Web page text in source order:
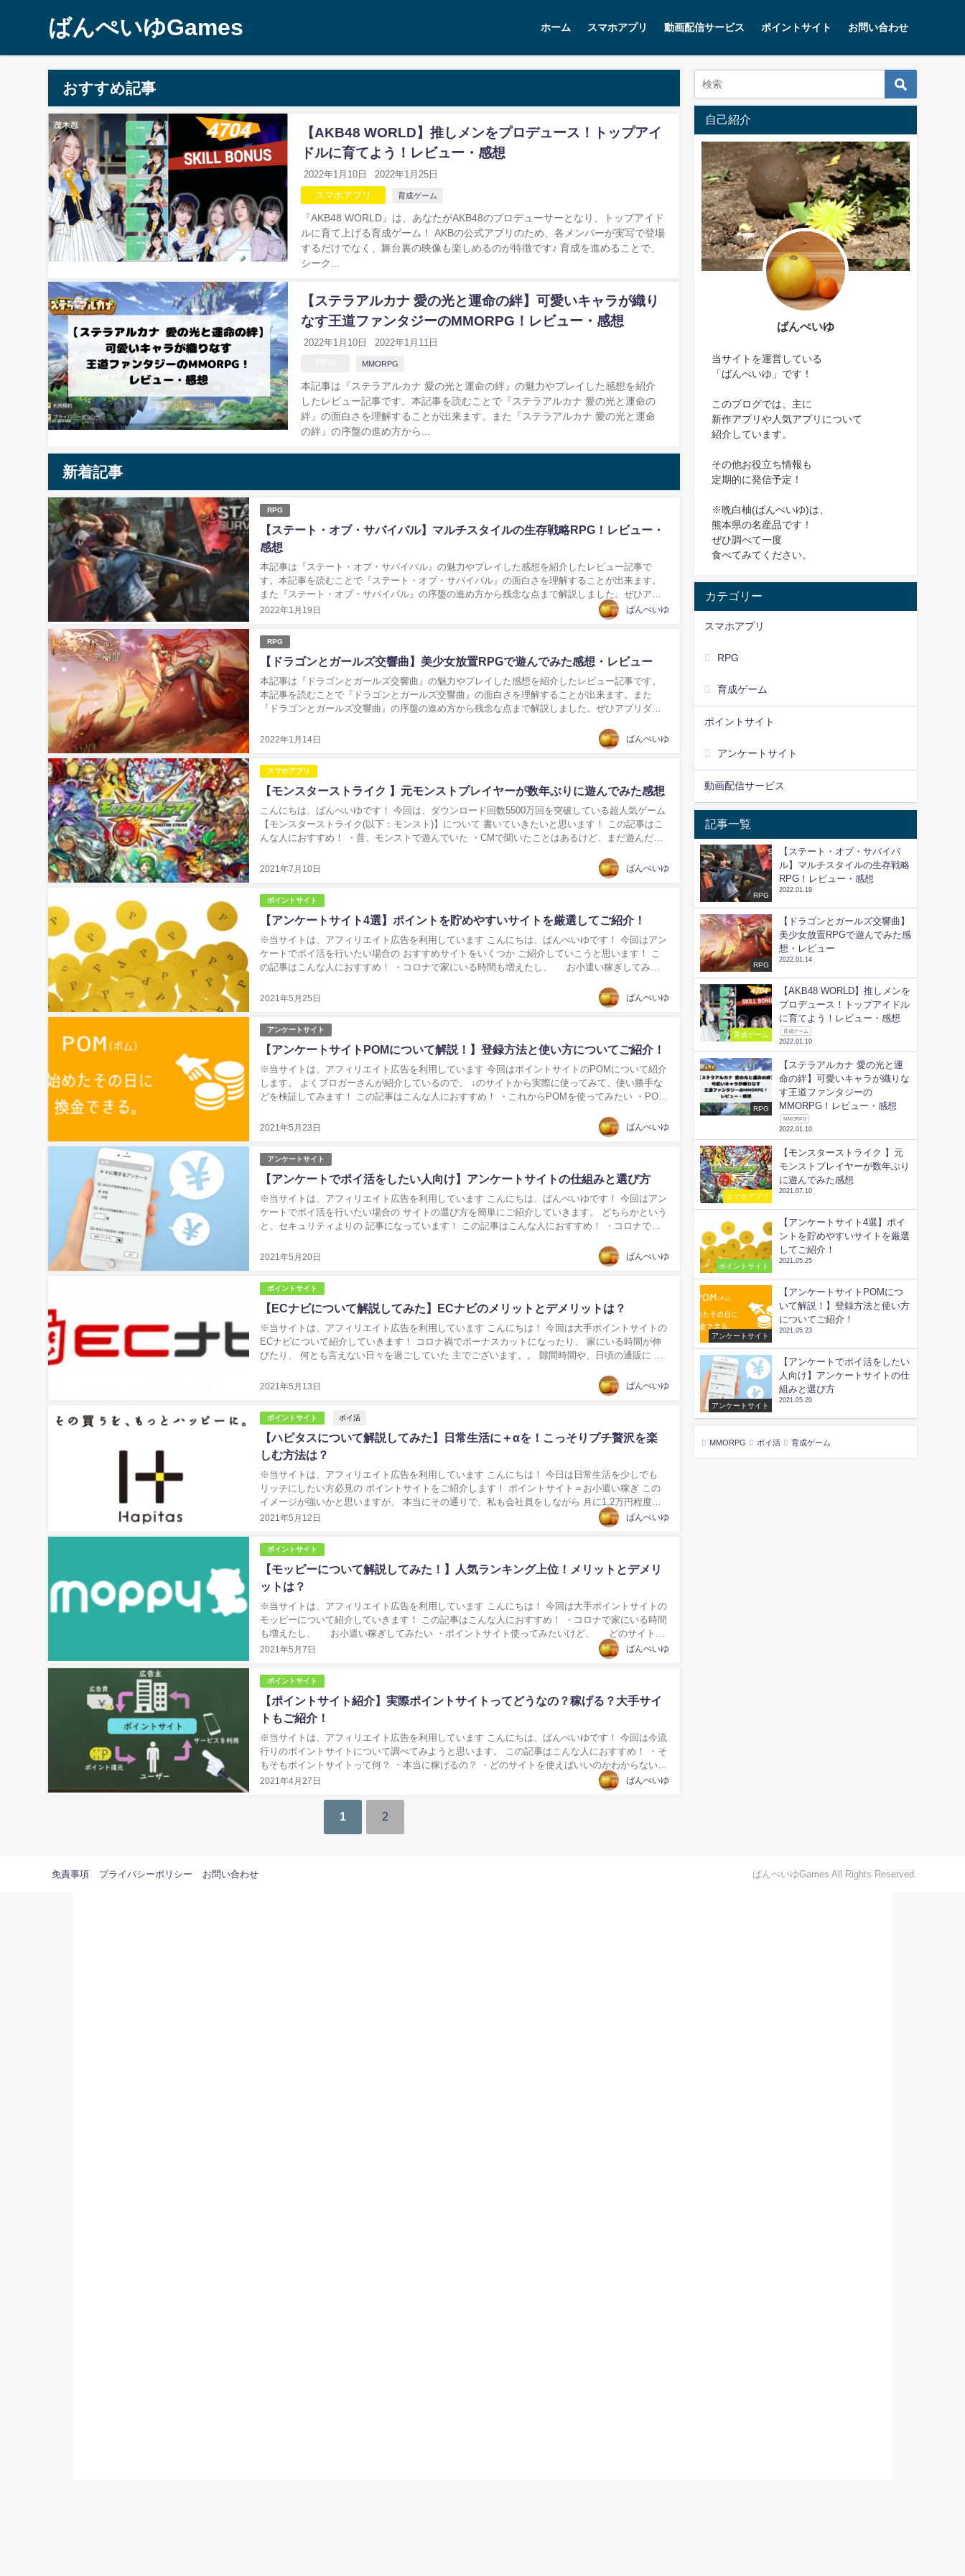
ばんぺいゆGames ホーム スマホアプリ 動画配信サービス ポイントサイト お問い合わせ
おすすめ記事
【AKB48 WORLD】推しメンをプロデュース！トップアイ
ドルに育てよう！レビュー・感想
2022年1月10日
2022年1月25日
スマホアプリ
育成ゲーム
『AKB48 WORLD』は、あなたがAKB48のプロデューサーとなり、トップアイド
ルに育て上げる育成ゲーム！ AKBの公式アプリのため、各メンバーが実写で登場
するだけでなく、舞台裏の映像も楽しめるのが特徴です♪ 育成を進めることで、
シーク...
【ステラアルカナ 愛の光と運命の絆】可愛いキャラが織り
なす王道ファンタジーのMMORPG！レビュー・感想
2022年1月10日
2022年1月11日
MMORPG
本記事は『ステラアルカナ 愛の光と運命の絆』の魅力やプレイした感想を紹介
したレビュー記事です。本記事を読むことで『ステラアルカナ 愛の光と運命の
絆』の面白さを理解することが出来ます。また『ステラアルカナ 愛の光と運命
の絆』の序盤の進め方から...
新着記事
RPG
【ステート・オブ・サバイバル】マルチスタイルの生存戦略RPG！レビュー・
感想
2022年1月19日
本記事は『ステート・オブ・サバイバル』の魅力やプレイした感想を紹介したレビュー記事で
す。本記事を読むことで『ステート・オブ・サバイバル』の面白さを理解することが出来ます。
また『ステート・オブ・サバイバル』の序盤の進め方から残念な点まで解説しました。ぜひアプ
リダウンロードの参考にしてみて下さい！...
ばんぺいゆ
RPG
【ドラゴンとガールズ交響曲】美少女放置RPGで遊んでみた感想・レビュー
2022年1月14日
本記事は『ドラゴンとガールズ交響曲』の魅力やプレイした感想を紹介したレビュー記事です。
本記事を読むことで『ドラゴンとガールズ交響曲』の面白さを理解することが出来ます。また
『ドラゴンとガールズ交響曲』の序盤の進め方から残念な点まで解説しました。ぜひアプリダウ
ばんぺいゆ
スマホアプリ
【モンスターストライク 】元モンストプレイヤーが数年ぶりに遊んでみた感想
2021年7月10日
こんにちは、ばんぺいゆです！ 今回は、ダウンロード回数5500万回を突破している超人気ゲーム
【モンスターストライク(以下：モンスト)】について 書いていきたいと思います！ この記事はこ
んな人におすすめ！ ・昔、モンストで遊んでいた ・CMで聞いたことはあるけど、まだ遊んだこ
ばんぺいゆ
ポイントサイト
【アンケートサイト4選】ポイントを貯めやすいサイトを厳選してご紹介！
2021年5月25日
※当サイトは、アフィリエイト広告を利用しています こんにちは、ばんぺいゆです！ 今回はアン
ケートでポイ活を行いたい場合の おすすめサイトをいくつか ご紹介していこうと思います！ こ
の記事はこんな人におすすめ！ ・コロナで家にいる時間も増えたし、 お小遣い稼ぎしてみた
ばんぺいゆ
アンケートサイト
【アンケートサイトPOMについて解説！】登録方法と使い方についてご紹介！
2021年5月23日
※当サイトは、アフィリエイト広告を利用しています 今回はポイントサイトのPOMについて紹介
します。 よくブロガーさんが紹介しているので、 ↓のサイトから実際に使ってみて、使い勝手な
どを検証してみます！ この記事はこんな人におすすめ！ ・これからPOMを使ってみたい ・POM
ばんぺいゆ
アンケートサイト
【アンケートでポイ活をしたい人向け】アンケートサイトの仕組みと選び方
2021年5月20日
※当サイトは、アフィリエイト広告を利用しています こんにちは、ばんぺいゆです！ 今回はアン
ケートでポイ活を行いたい場合の サイトの選び方を簡単にご紹介していきます。 どちらかという
と、セキュリティよりの 記事になっています！ この記事はこんな人におすすめ！ ・コロナで家
ばんぺいゆ
ポイントサイト
【ECナビについて解説してみた】ECナビのメリットとデメリットは？
2021年5月13日
※当サイトは、アフィリエイト広告を利用しています こんにちは！ 今回は大手ポイントサイトの
ECナビについて紹介していきます！ コロナ禍でボーナスカットになったり、 家にいる時間が伸
びたり、 何とも言えない日々を過ごしていた 主でございます。。 隙間時間や、日頃の通販に ひ
ばんぺいゆ
ポイントサイト ポイ活
【ハピタスについて解説してみた】日常生活に＋αを！こっそりプチ贅沢を楽
しむ方法は？
2021年5月12日
※当サイトは、アフィリエイト広告を利用しています こんにちは！ 今日は日常生活を少しでも
リッチにしたい方必見の ポイントサイトをご紹介します！ ポイントサイト＝お小遣い稼ぎ この
イメージが強いかと思いますが、 本当にその通りで、私も会社員をしながら 月に1,2万円程度稼
ばんぺいゆ
ポイントサイト
【モッピーについて解説してみた！】人気ランキング上位！メリットとデメリ
ットは？
2021年5月7日
※当サイトは、アフィリエイト広告を利用しています こんにちは！ 今回は大手ポイントサイトの
モッピーについて紹介していきます！ この記事はこんな人におすすめ！ ・コロナで家にいる時間
も増えたし、 お小遣い稼ぎしてみたい ・ポイントサイト使ってみたいけど、 どのサイトが
いいのかわからない ・ポイントサイ...
ばんぺいゆ
ポイントサイト
【ポイントサイト紹介】実際ポイントサイトってどうなの？稼げる？大手サイ
トもご紹介！
2021年4月27日
※当サイトは、アフィリエイト広告を利用しています こんにちは、ばんぺいゆです！ 今回は今流
行りのポイントサイトについて調べてみようと思います。 この記事はこんな人におすすめ！ ・そ
もそもポイントサイトって何？ ・本当に稼げるの？ ・どのサイトを使えばいいのかわからない
そもそもポイントサイトってなに？ ここでは、 ポ...
ばんぺいゆ
1 2
自己紹介
ばんぺいゆ
当サイトを運営している
「ばんぺいゆ」です！
このブログでは、主に
新作アプリや人気アプリについて
紹介しています。
その他お役立ち情報も
定期的に発信予定！
※晩白柚(ばんぺいゆ)は、
熊本県の名産品です！
ぜひ調べて一度
食べてみてください。
カテゴリー
スマホアプリ
RPG
育成ゲーム
ポイントサイト
アンケートサイト
動画配信サービス
記事一覧
RPG
【ステート・オブ・サバイバ
ル】マルチスタイルの生存戦略
RPG！レビュー・感想
2022.01.19
RPG
【ドラゴンとガールズ交響曲】
美少女放置RPGで遊んでみた感
想・レビュー
2022.01.14
育成ゲーム
【AKB48 WORLD】推しメンを
プロデュース！トップアイドル
に育てよう！レビュー・感想
育成ゲーム
2022.01.10
RPG
【ステラアルカナ 愛の光と運
命の絆】可愛いキャラが織りな
す王道ファンタジーの
MMORPG！レビュー・感想
MMORPG
2022.01.10
スマホアプリ
【モンスターストライク 】元
モンストプレイヤーが数年ぶり
に遊んでみた感想
2021.07.10
ポイントサイト
【アンケートサイト4選】ポイ
ントを貯めやすいサイトを厳選
してご紹介！
2021.05.25
アンケートサイト
【アンケートサイトPOMにつ
いて解説！】登録方法と使い方
についてご紹介！
2021.05.23
アンケートサイト
【アンケートでポイ活をしたい
人向け】アンケートサイトの仕
組みと選び方
2021.05.20
MMORPG ポイ活 育成ゲーム
免責事項 プライバシーポリシー お問い合わせ ばんぺいゆGames All Rights Reserved.